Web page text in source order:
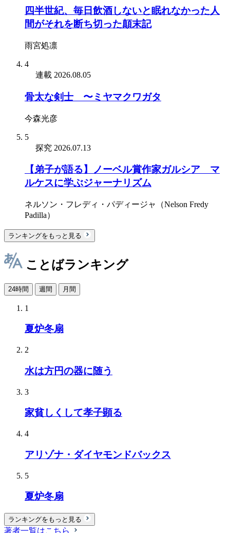
四半世紀、毎日飲酒しないと眠れなかった人
間がそれを断ち切った顛末記
雨宮処凛
4
連載 2026.08.05
骨太な剣士 〜ミヤマクワガタ
今森光彦
5
探究 2026.07.13
【弟子が語る】ノーベル賞作家ガルシア゠マ
ルケスに学ぶジャーナリズム
ネルソン・フレディ・パディージャ（Nelson Fredy
Padilla）
ランキングをもっと見る
ことばランキング
24時間 週間 月間
1
夏炉冬扇
2
水は方円の器に随う
3
家貧しくして孝子顕る
4
アリゾナ・ダイヤモンドバックス
5
夏炉冬扇
ランキングをもっと見る
著者一覧はこちら